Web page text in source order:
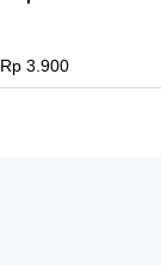
Rp 3.900